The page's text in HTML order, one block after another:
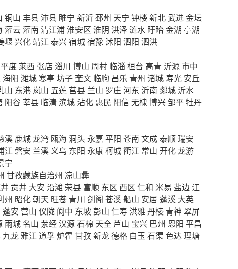
铜山 丰县 沛县 睢宁 新沂邳州 天宁 钟楼 新北武进金坛
灌云灌南 清江浦淮安区 淮阴 洪泽 涟水 盱眙金湖 亭湖
堰兴化靖江 泰兴宿城宿豫 沭阳 泗阳 泗洪
平度 莱西 张店 淄川 博山 周村 临淄 桓台 高青 沂源市中
海阳 潍城 寒亭 坊子奎文 临朐 昌乐 青州 诸城寿光 安丘
山 东港 岚山 五莲 莒县 兰山 罗庄河东 沂南 郯城 沂水
阳谷莘县 临清滨城 沾化 惠民 阳信无棣博兴邹平牡丹
溪 鹿城龙湾 瓯海洞头 永嘉 平阳 苍南 文成泰顺瑞安
江 磐安 兰溪 义乌 东阳 永康柯城衢江 常山 开化龙游
宁
甘孜藏族自治州 凉山彝
贡井 大安 沿滩 荣县 富顺 东区 西区 仁和 米易 盐边 江
州 昭化朝天 旺苍 青川 剑阁 苍溪船山 安居 蓬溪 大英
蓬安 营山 仪陇 阆中 东坡彭山 仁寿 洪雅丹棱 青神 翠屏
雨城 名山 荥经汉源石棉 天全 芦山 宝兴 巴州 恩阳 平昌
九龙雅江 道孚炉霍 甘孜新龙德格 白玉 石渠色达 理塘